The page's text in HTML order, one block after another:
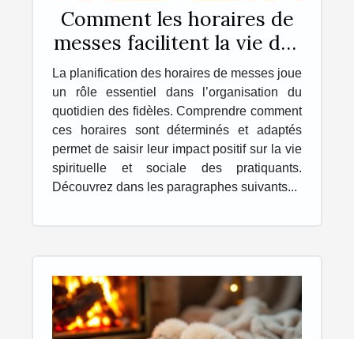
Comment les horaires de
messes facilitent la vie des
pratiquants ?
La planification des horaires de messes joue
un rôle essentiel dans l’organisation du
quotidien des fidèles. Comprendre comment
ces horaires sont déterminés et adaptés
permet de saisir leur impact positif sur la vie
spirituelle et sociale des pratiquants.
Découvrez dans les paragraphes suivants...